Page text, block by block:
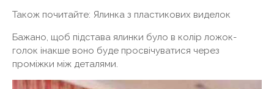
Також почитайте: Ялинка з пластикових виделок
Бажано, щоб підстава ялинки було в колір ложок-
голок інакше воно буде просвічуватися через
проміжки між деталями.